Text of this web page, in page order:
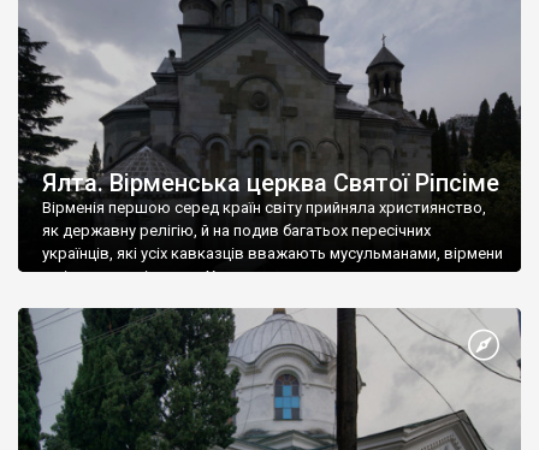
Ялта. Вірменська церква Святої Ріпсіме
Вірменія першою серед країн світу прийняла християнство,
як державну релігію, й на подив багатьох пересічних
українців, які усіх кавказців вважають мусульманами, вірмени
є відданими вірянами Христа